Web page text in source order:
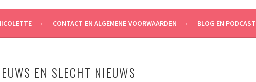
CONTACT EN ALGEMENE VOORWAARDEN BLOG EN PODCAST
EN SLECHT NIEUWS